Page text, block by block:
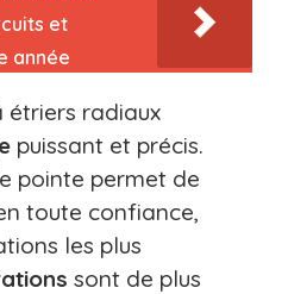
et
année
étriers radiaux
puissant et précis.
pointe permet de
toute confiance,
les plus
sont de plus